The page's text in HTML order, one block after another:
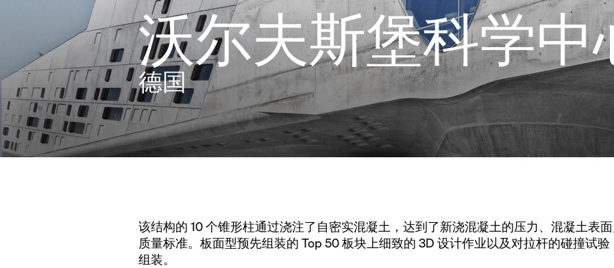
沃尔夫斯堡科学中
德国
该结构的 10 个锥形柱通过浇注了自密实混凝土，达到了新浇混凝土的压力、混凝土表
质量标准。板面型预先组装的 Top 50 板块上细致的 3D 设计作业以及对拉杆的碰撞试
组装。